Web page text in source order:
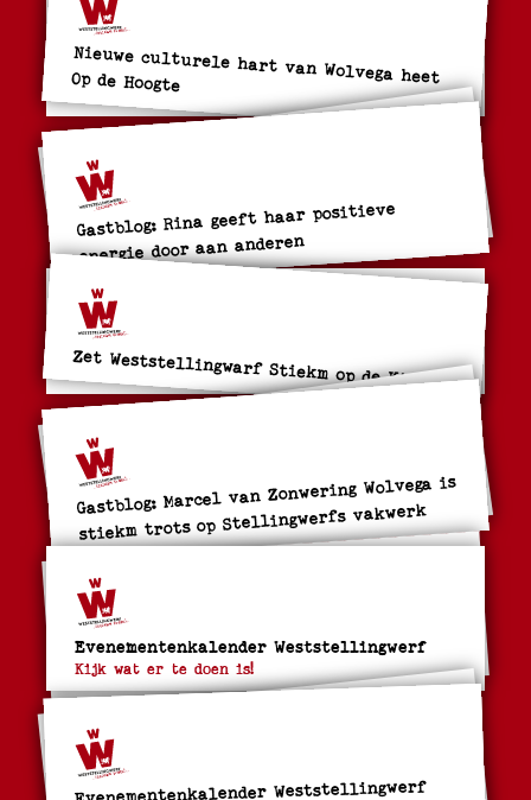
Nieuwe culturele hart van Wolvega heet Op de Hoogte
Gastblog: Rina geeft haar positieve
energie door aan anderen
Zet Weststellingwarf Stiekm op de Kiek!
Gastblog: Marcel van Zonwering Wolvega is
stiekm trots op Stellingwerfs vakwerk
Evenementenkalender Weststellingwerf
Kijk wat er te doen is!
Evenementenkalender Weststellingwerf